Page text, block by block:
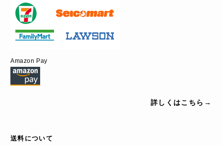
Amazon Pay
詳しくはこちら→
送料について